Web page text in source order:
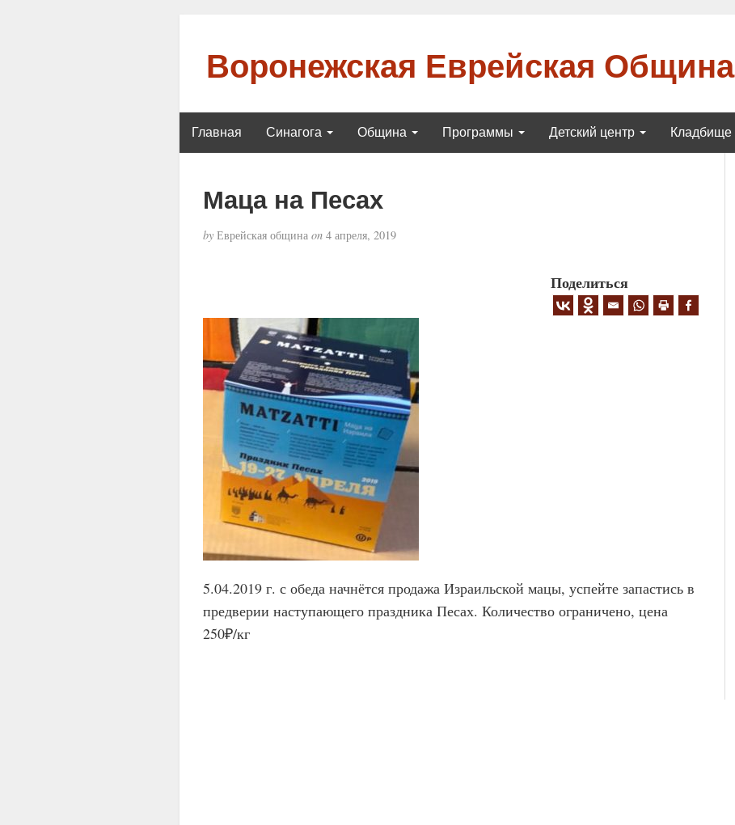
Воронежская Еврейская Община
Главная Синагога Община Программы Детский центр Кладбище
Маца на Песах
byЕврейская община on4 апреля, 2019
Поделиться
5.04.2019 г. с обеда начнётся продажа Израильской мацы, успейте запастись в
предверии наступающего праздника Песах. Количество ограничено, цена
250₽/кг